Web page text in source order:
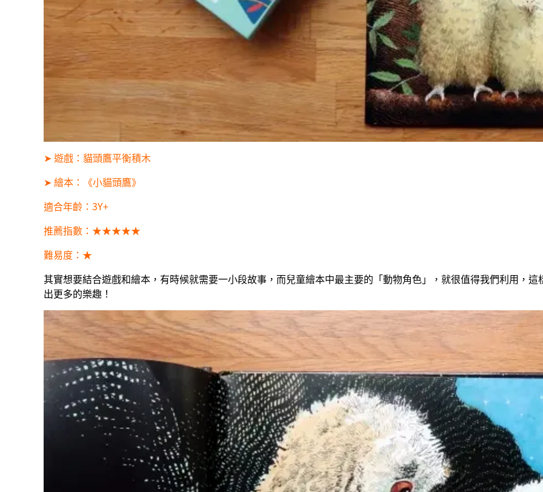
➤ 遊戲： 貓頭鷹平衡積木
➤ 繪本：《小貓頭鷹》
適合年齡：3Y+
推薦指數：★★★★★
難易度：★
其實想要結合遊戲和繪本，有時候就需要一小段故事，而兒童繪本中最主要的「動物角色」，就很值得我們利用，
出更多的樂趣！